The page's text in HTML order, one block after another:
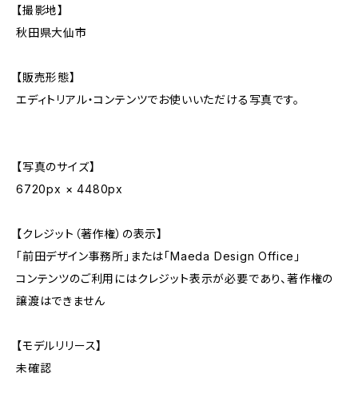
【撮影地】
秋田県大仙市
【販売形態】
エディトリアル・コンテンツでお使いいただける写真です。
【写真のサイズ】
6720px × 4480px
【クレジット（著作権）の表示】
「前田デザイン事務所」または「Maeda Design Office」
コンテンツのご利用にはクレジット表示が必要であり、著作権の
譲渡はできません
【モデルリリース】
未確認